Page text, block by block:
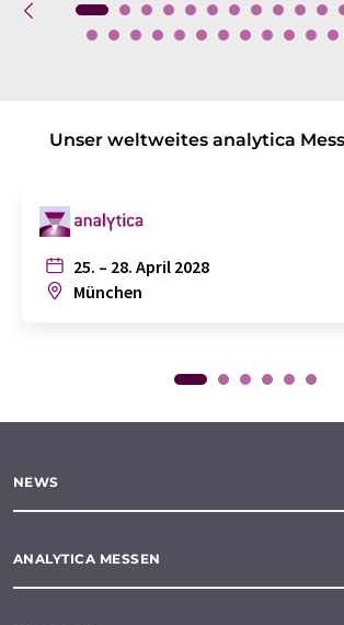
Unser weltweites analytica
25. – 28. April 2028
München
NEWS
ANALYTICA MESSEN